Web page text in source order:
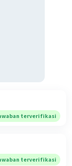
terverifikasi
terverifikasi